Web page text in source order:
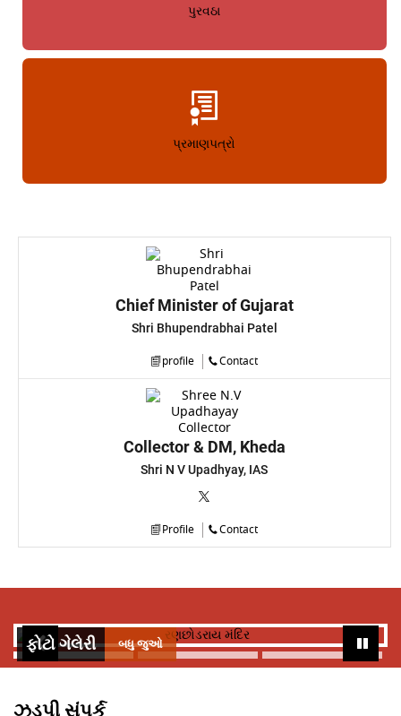
પુરવઠા
પ્રમાણપત્રો
Chief Minister of Gujarat
Shri Bhupendrabhai Patel
profile Contact
Collector & DM, Kheda
Shri N V Upadhyay, IAS
Profile Contact
ફોટો ગેલેરી બધુ જુઓ
ઝડપી સંપર્ક